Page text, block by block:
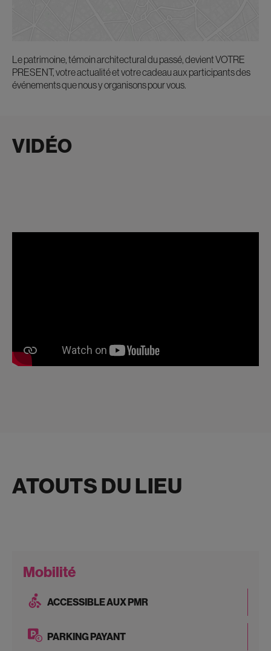
Le patrimoine, témoin architectural du passé, devient VOTRE
PRESENT, votre actualité et votre cadeau aux participants des
événements que nous y organisons pour vous.
VIDÉO
ATOUTS DU LIEU
Mobilité
ACCESSIBLE AUX PMR
PARKING PAYANT